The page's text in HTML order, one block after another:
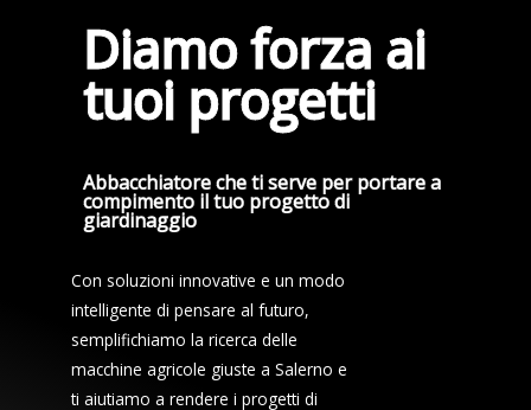
Diamo forza ai
tuoi progetti
Abbacchiatore che ti serve per portare a
compimento il tuo progetto di
giardinaggio
Con soluzioni innovative e un modo
intelligente di pensare al futuro,
semplifichiamo la ricerca delle
macchine agricole giuste a Salerno e
ti aiutiamo a rendere i progetti di